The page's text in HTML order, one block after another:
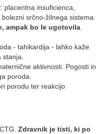
placentna insuficienca,
srčno-žilnega sistema
ampak bo le ugotovila
- tahikardija - lahko kaže
stanja.
aktivnosti. Pogosti in
poroda.
porodu ter reakcijo
Zdravnik je tisti, ki po